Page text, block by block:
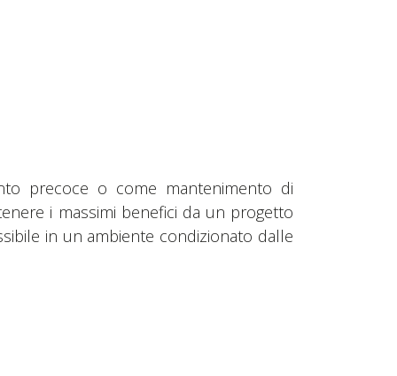
precoce o come mantenimento di
i massimi benefici da un progetto
in un ambiente condizionato dalle